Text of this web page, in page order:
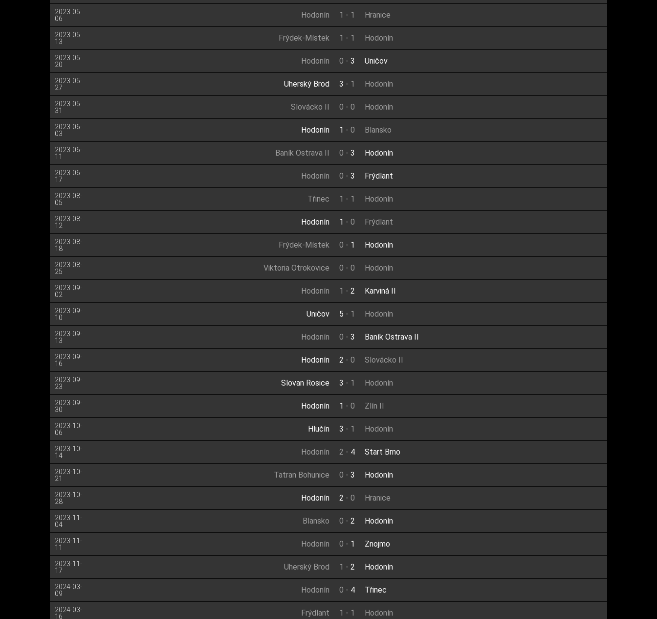
2023-05-
06
Hodonín 1 - 1 Hranice
2023-05-
13
Frýdek-Místek 1 - 1 Hodonín
2023-05-
20
Hodonín 0 - 3 Uničov
2023-05-
27
Uherský Brod 3 - 1 Hodonín
2023-05-
31
Slovácko II 0 - 0 Hodonín
2023-06-
03
Hodonín 1 - 0 Blansko
2023-06-
11
Baník Ostrava II 0 - 3 Hodonín
2023-06-
17
Hodonín 0 - 3 Frýdlant
2023-08-
05
Třinec 1 - 1 Hodonín
2023-08-
12
Hodonín 1 - 0 Frýdlant
2023-08-
18
Frýdek-Místek 0 - 1 Hodonín
2023-08-
25
Viktoria Otrokovice 0 - 0 Hodonín
2023-09-
02
Hodonín 1 - 2 Karviná II
2023-09-
10
Uničov 5 - 1 Hodonín
2023-09-
13
Hodonín 0 - 3 Baník Ostrava II
2023-09-
16
Hodonín 2 - 0 Slovácko II
2023-09-
23
Slovan Rosice 3 - 1 Hodonín
2023-09-
30
Hodonín 1 - 0 Zlín II
2023-10-
06
Hlučín 3 - 1 Hodonín
2023-10-
14
Hodonín 2 - 4 Start Brno
2023-10-
21
Tatran Bohunice 0 - 3 Hodonín
2023-10-
28
Hodonín 2 - 0 Hranice
2023-11-
04
Blansko 0 - 2 Hodonín
2023-11-
11
Hodonín 0 - 1 Znojmo
2023-11-
17
Uherský Brod 1 - 2 Hodonín
2024-03-
09
Hodonín 0 - 4 Třinec
2024-03-
16
Frýdlant 1 - 1 Hodonín